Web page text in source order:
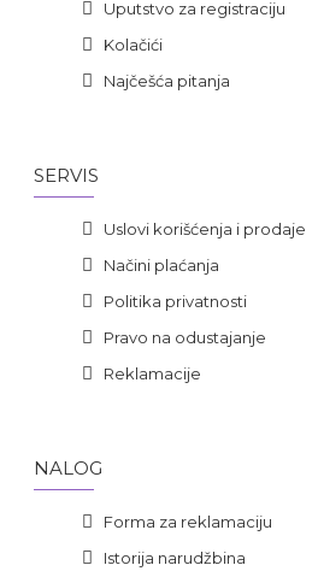
Uputstvo za registraciju
Kolačići
Najčešća pitanja
SERVIS
Uslovi korišćenja i prodaje
Načini plaćanja
Politika privatnosti
Pravo na odustajanje
Reklamacije
NALOG
Forma za reklamaciju
Istorija narudžbina